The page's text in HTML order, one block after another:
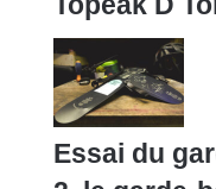
Essai du